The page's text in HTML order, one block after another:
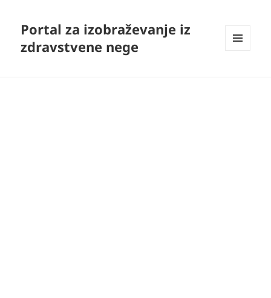
Portal za izobraževanje iz
zdravstvene nege